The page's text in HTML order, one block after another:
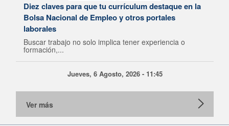
Diez claves para que tu currículum destaque en la
Bolsa Nacional de Empleo y otros portales
laborales
Buscar trabajo no solo implica tener experiencia o
formación,...
Jueves, 6 Agosto, 2026 - 11:45
Ver más